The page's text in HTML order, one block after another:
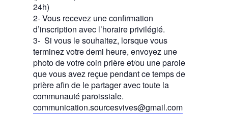
24h)
2- Vous recevez une confirmation
d’inscription avec l’horaire privilégié.
3- Si vous le souhaitez, lorsque vous
terminez votre demi heure, envoyez une
photo de votre coin prière et/ou une parole
que vous avez reçue pendant ce temps de
prière afin de le partager avec toute la
communauté paroissiale.
communication.sourcesvives@gmail.com